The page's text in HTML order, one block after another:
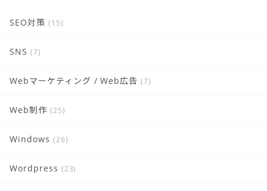
SEO対策 (15)
SNS (7)
Webマーケティング / Web広告(7)
Web制作 (25)
Windows (26)
Wordpress (23)